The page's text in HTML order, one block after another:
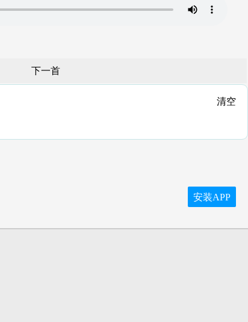
下一首
清空
安装APP